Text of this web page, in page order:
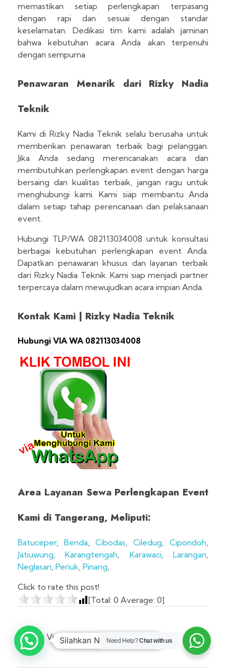
memastikan setiap perlengkapan terpasang
dengan rapi dan sesuai dengan standar
keselamatan. Dedikasi tim kami adalah jaminan
bahwa kebutuhan acara Anda akan terpenuhi
dengan sempurna.
Penawaran Menarik dari Rizky Nadia
Teknik
Kami di Rizky Nadia Teknik selalu berusaha untuk
memberikan penawaran terbaik bagi pelanggan.
Jika Anda sedang merencanakan acara dan
membutuhkan perlengkapan event dengan harga
bersaing dan kualitas terbaik, jangan ragu untuk
menghubungi kami. Kami siap membantu Anda
dalam setiap tahap perencanaan dan pelaksanaan
event.
Hubungi TLP/WA 082113034008 untuk konsultasi
berbagai kebutuhan perlengkapan event Anda.
Dapatkan penawaran khusus dan layanan terbaik
dari Rizky Nadia Teknik. Kami siap menjadi partner
terpercaya dalam mewujudkan acara impian Anda.
Kontak Kami | Rizky Nadia Teknik
Hubungi VIA WA 082113034008
Area Layanan Sewa Perlengkapan Event
Kami di Tangerang, Meliputi:
Batuceper, Benda, Cibodas, Ciledug, Cipondoh,
Jatiuwung,Karangtengah, Karawaci,Larangan,
Neglasari, Periuk, Pinang,
Click to rate this post!
[Total: 0 Average: 0]
Post Views:299 Need Help?Chat with us